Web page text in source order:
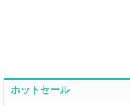
ホットセール